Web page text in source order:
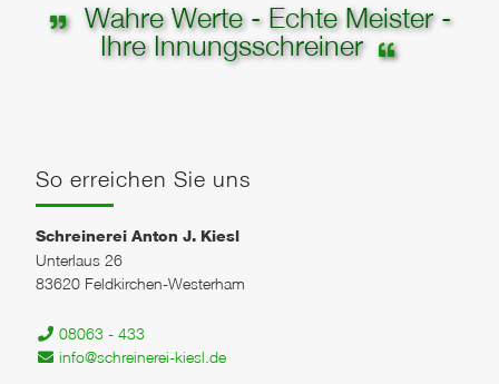
Wahre Werte - Echte Meister -
Ihre Innungsschreiner
So erreichen Sie uns
Schreinerei Anton J. Kiesl
Unterlaus 26
83620 Feldkirchen-Westerham
08063 - 433
info@schreinerei-kiesl.de